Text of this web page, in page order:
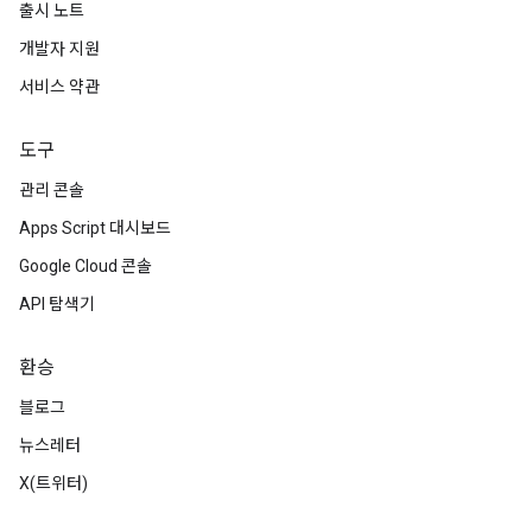
출시 노트
개발자 지원
서비스 약관
도구
관리 콘솔
Apps Script 대시보드
Google Cloud 콘솔
API 탐색기
환승
블로그
뉴스레터
X(트위터)